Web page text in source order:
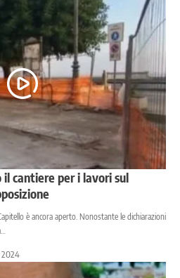
cantiere per i lavori sul
è ancora aperto. Nonostante le dichiarazioni